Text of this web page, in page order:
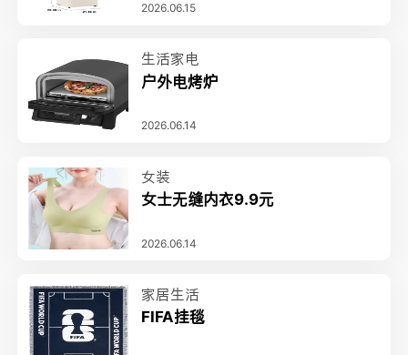
2026.06.15
生活家电
户外电烤炉
2026.06.14
女装
女士无缝内衣9.9元
2026.06.14
家居生活
FIFA挂毯